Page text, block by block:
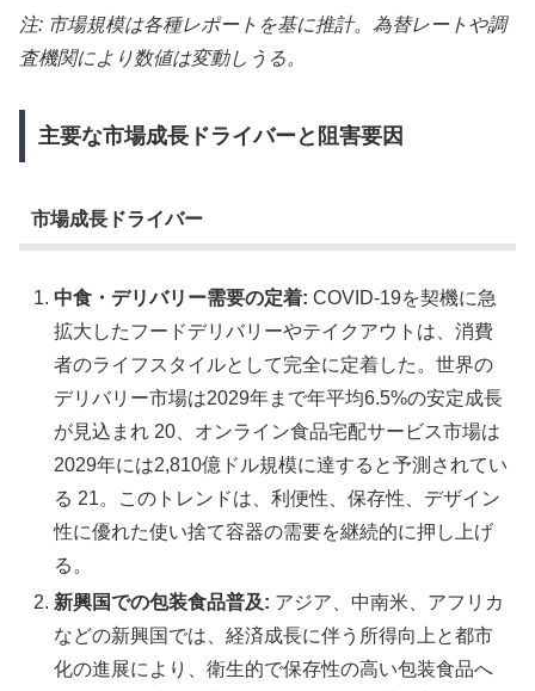
注: 市場規模は各種レポートを基に推計。為替レートや調
査機関により数値は変動しうる。
主要な市場成長ドライバーと阻害要因
市場成長ドライバー
中食・デリバリー需要の定着: COVID-19を契機に急
拡大したフードデリバリーやテイクアウトは、消費
者のライフスタイルとして完全に定着した。世界の
デリバリー市場は2029年まで年平均6.5%の安定成長
が見込まれ 20、オンライン食品宅配サービス市場は
2029年には2,810億ドル規模に達すると予測されてい
る 21。このトレンドは、利便性、保存性、デザイン
性に優れた使い捨て容器の需要を継続的に押し上げ
る。
新興国での包装食品普及: アジア、中南米、アフリカ
などの新興国では、経済成長に伴う所得向上と都市
化の進展により、衛生的で保存性の高い包装食品へ